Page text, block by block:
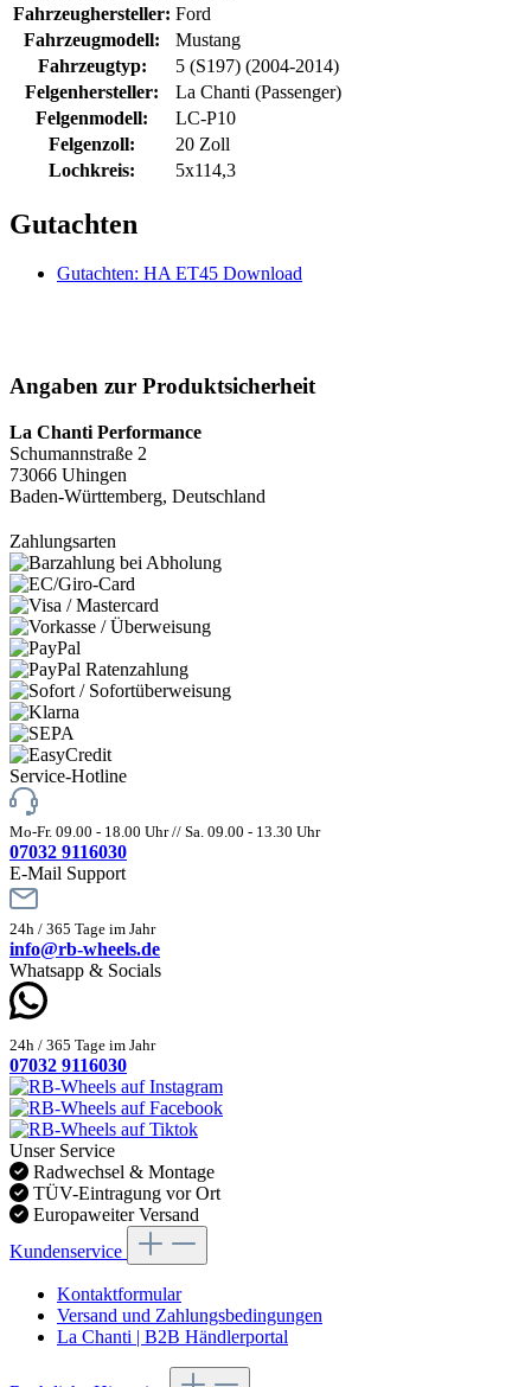
Fahrzeughersteller: Ford
Fahrzeugmodell:
Mustang
Fahrzeugtyp:
5 (S197) (2004-2014)
Felgenhersteller:
La Chanti (Passenger)
Felgenmodell:
LC-P10
Felgenzoll:
20 Zoll
Lochkreis:
5x114,3
Gutachten
Gutachten: HA ET45 Download
Angaben zur Produktsicherheit
La Chanti Performance
Schumannstraße 2
73066 Uhingen
Baden-Württemberg, Deutschland
Zahlungsarten
Service-Hotline
Mo-Fr. 09.00 - 18.00 Uhr // Sa. 09.00 - 13.30 Uhr
07032 9116030
E-Mail Support
24h / 365 Tage im Jahr
info@rb-wheels.de
Whatsapp & Socials
24h / 365 Tage im Jahr
07032 9116030
Unser Service
Radwechsel & Montage
TÜV-Eintragung vor Ort
Europaweiter Versand
Kundenservice
Kontaktformular
Versand und Zahlungsbedingungen
La Chanti | B2B Händlerportal